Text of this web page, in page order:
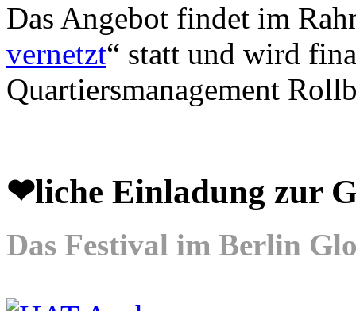
Das Angebot findet im
vernetzt“ statt und wird
Quartiersmanagement
❤liche Einladung zur
Das Festival im Berlin